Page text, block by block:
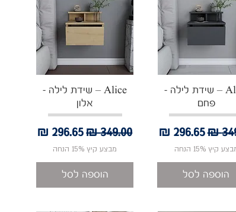
תצוגה מהירה
Alice – שידת לילה -
פחם
רגילמחיר מבצע‏296.65 ‏₪
קיץ 15% הנחה
הוספה לסל
תצוגה מהירה
Alice – שידת לילה -
אלון
מחיר רגיל‏349.00 ‏₪ מחיר מבצע
מבצע קיץ 15% הנחה
הוספה לסל